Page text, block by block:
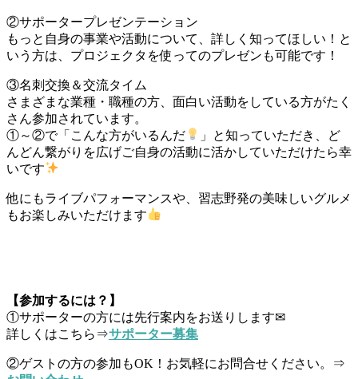
②サポータープレゼンテーション
もっと自身の事業や活動について、詳しく知ってほしい！と
いう方は、プロジェクタを使ってのプレゼンも可能です！
③名刺交換＆交流タイム
さまざまな業種・職種の方、面白い活動をしている方がたく
さん参加されています。
①～②で「こんな方がいるんだ
」と知っていただき、ど
んどん繋がりを広げご自身の活動に活かしていただけたら幸
いです
他にもライブパフォーマンスや、習志野発の美味しいグルメ
もお楽しみいただけます
【参加するには？】
①サポーターの方には先行案内をお送りします✉
詳しくはこちら⇒サポーター募集
②ゲストの方の参加もOK！お気軽にお問合せください。⇒